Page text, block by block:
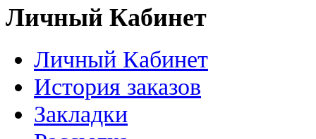
Личный Кабинет
Личный Кабинет
История заказов
Закладки